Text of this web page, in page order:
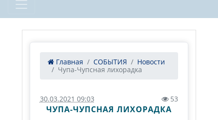
Главная СОБЫТИЯ
Новости
Чупа-Чупсная лихорадка
30.03.2021 09:03 53
ЧУПА-ЧУПСНАЯ ЛИХОРАДКА